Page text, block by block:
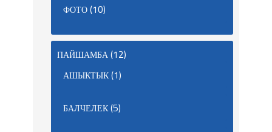
ФОТО(10)
ПАЙШАМБА(12)
АШЫКТЫК(1)
БАЛЧЕЛЕК(5)